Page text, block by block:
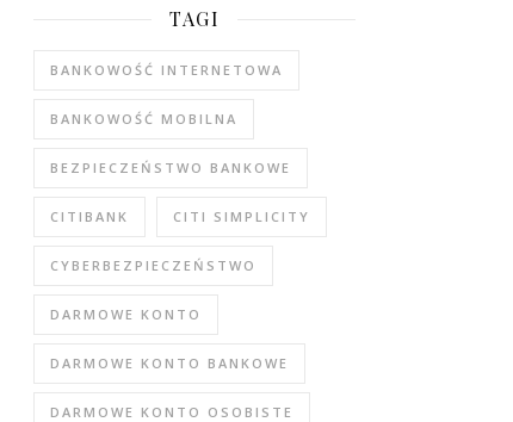
TAGI
BANKOWOŚĆ INTERNETOWA
BANKOWOŚĆ MOBILNA
BEZPIECZEŃSTWO BANKOWE
CITIBANK CITI SIMPLICITY
CYBERBEZPIECZEŃSTWO
DARMOWE KONTO
DARMOWE KONTO BANKOWE
DARMOWE KONTO OSOBISTE